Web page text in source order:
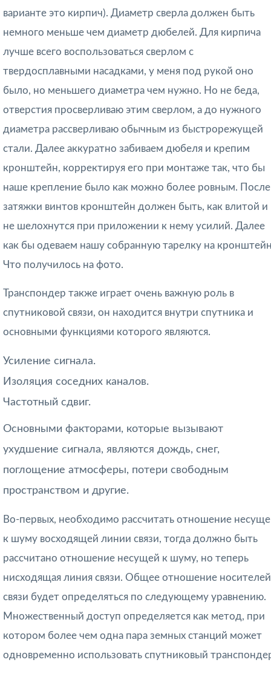
варианте это кирпич). Диаметр сверла должен быть
немного меньше чем диаметр дюбелей. Для кирпича
лучше всего воспользоваться сверлом с
твердосплавными насадками, у меня под рукой оно
было, но меньшего диаметра чем нужно. Но не беда,
отверстия просверливаю этим сверлом, а до нужного
диаметра рассверливаю обычным из быстрорежущей
стали. Далее аккуратно забиваем дюбеля и крепим
кронштейн, корректируя его при монтаже так, что бы
наше крепление было как можно более ровным. После
затяжки винтов кронштейн должен быть, как влитой и
не шелохнутся при приложении к нему усилий. Далее
как бы одеваем нашу собранную тарелку на
Что получилось на фото.
Транспондер также играет очень важную роль в
спутниковой связи, он находится внутри спутника и
основными функциями которого являются.
Усиление сигнала.
Изоляция соседних каналов.
Частотный сдвиг.
Основными факторами, которые вызывают
ухудшение сигнала, являются дождь, снег,
поглощение атмосферы, потери свободным
пространством и другие.
Во-первых, необходимо рассчитать отношение
к шуму восходящей линии связи, тогда должно быть
рассчитано отношение несущей к шуму, но теперь
нисходящая линия связи. Общее отношение носителей
связи будет определяться по следующему уравнению.
Множественный доступ определяется как метод, при
котором более чем одна пара земных станций может
одновременно использовать спутниковый